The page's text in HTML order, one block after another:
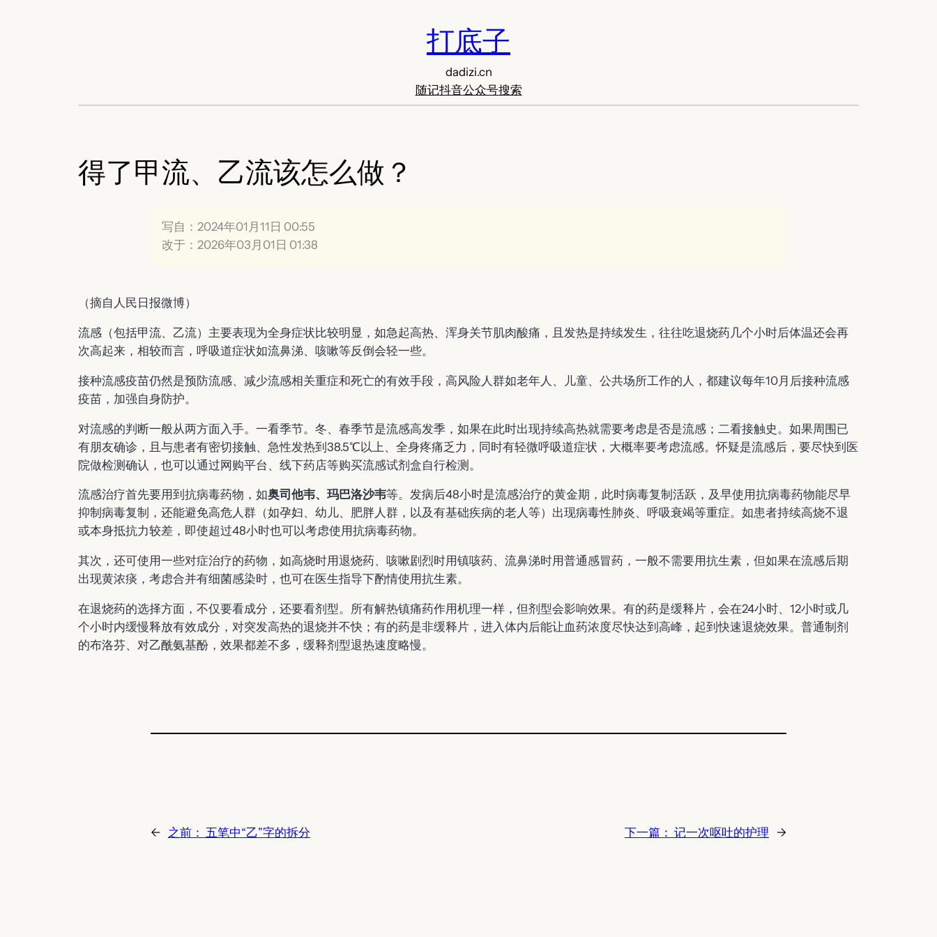
打底子
dadizi.cn
随记抖音公众号搜索
得了甲流、乙流该怎么做？
写自：2024年01月11日 00:55
改于：2026年03月01日 01:38
（摘自人民日报微博）
流感（包括甲流、乙流）主要表现为全身症状比较明显，如急起高热、浑身关节肌肉酸痛，且发热是持续发生，往往吃退烧药几个小时后体温还会再
次高起来，相较而言，呼吸道症状如流鼻涕、咳嗽等反倒会轻一些。
接种流感疫苗仍然是预防流感、减少流感相关重症和死亡的有效手段，高风险人群如老年人、儿童、公共场所工作的人，都建议每年10月后接种流感
疫苗，加强自身防护。
对流感的判断一般从两方面入手。一看季节。冬、春季节是流感高发季，如果在此时出现持续高热就需要考虑是否是流感；二看接触史。如果周围已
有朋友确诊，且与患者有密切接触、急性发热到38.5℃以上、全身疼痛乏力，同时有轻微呼吸道症状，大概率要考虑流感。怀疑是流感后，要尽快到医
院做检测确认，也可以通过网购平台、线下药店等购买流感试剂盒自行检测。
流感治疗首先要用到抗病毒药物，如奥司他韦、玛巴洛沙韦等。发病后48小时是流感治疗的黄金期，此时病毒复制活跃，及早使用抗病毒药物能尽早
抑制病毒复制，还能避免高危人群（如孕妇、幼儿、肥胖人群，以及有基础疾病的老人等）出现病毒性肺炎、呼吸衰竭等重症。如患者持续高烧不退
或本身抵抗力较差，即使超过48小时也可以考虑使用抗病毒药物。
其次，还可使用一些对症治疗的药物，如高烧时用退烧药、咳嗽剧烈时用镇咳药、流鼻涕时用普通感冒药，一般不需要用抗生素，但如果在流感后期
出现黄浓痰，考虑合并有细菌感染时，也可在医生指导下酌情使用抗生素。
在退烧药的选择方面，不仅要看成分，还要看剂型。所有解热镇痛药作用机理一样，但剂型会影响效果。有的药是缓释片，会在24小时、12小时或几
个小时内缓慢释放有效成分，对突发高热的退烧并不快；有的药是非缓释片，进入体内后能让血药浓度尽快达到高峰，起到快速退烧效果。普通制剂
的布洛芬、对乙酰氨基酚，效果都差不多，缓释剂型退热速度略慢。
← 之前： 五笔中“乙”字的拆分 下一篇： 记一次呕吐的护理 →